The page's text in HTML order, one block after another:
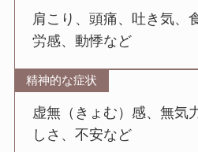
肩こり、頭痛、吐き気、
労感、動悸など
精神的な症状
虚無（きょむ）感、無気
しさ、不安など